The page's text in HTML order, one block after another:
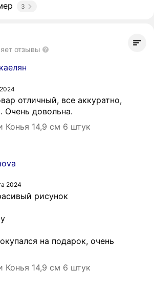
3
отзывы
отличный, все аккуратно,
Очень довольна.
Конья 14,9 см 6 штук
2024
рисунок
на подарок, очень
Конья 14,9 см 6 штук